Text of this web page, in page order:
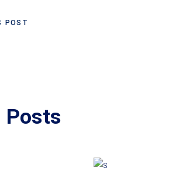
POST
Posts